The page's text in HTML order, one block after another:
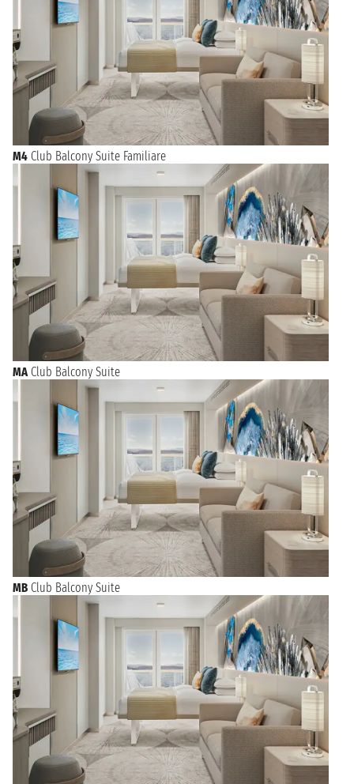
M4 Club Balcony Suite Familiare
MA Club Balcony Suite
MB Club Balcony Suite